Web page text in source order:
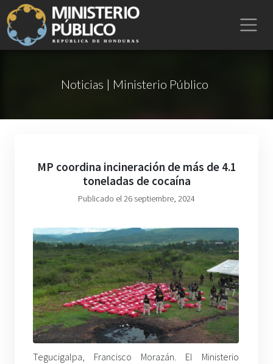
Noticias | Ministerio Público
MP coordina incineración de más de 4.1
toneladas de cocaína
Publicado el 26 septiembre, 2024
Tegucigalpa, Francisco Morazán. El Ministerio